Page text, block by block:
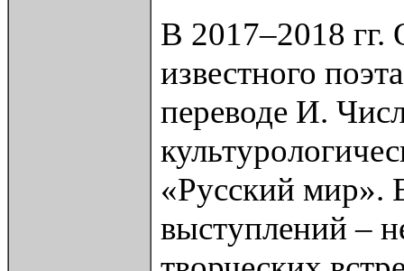
В 2017–2018
известного
переводе И.
«Русский мир».
выступлений –